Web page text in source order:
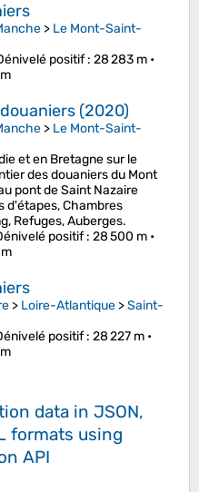
> Le Mont-Saint-
positif: 28 283 m •
(2020)
> Le Mont-Saint-
et en Bretagne sur le
des douaniers du Mont
pont de Saint Nazaire
d'étapes, Chambres
Refuges, Auberges.
positif: 28 500 m •
> Loire-Atlantique >Saint-
positif: 28 227 m •
data in JSON,
formats using
API